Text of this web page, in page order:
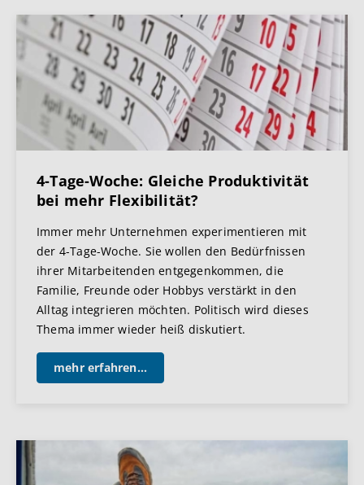
4-Tage-Woche: Gleiche Produktivität
bei mehr Flexibilität?
Immer mehr Unternehmen experimentieren mit
der 4-Tage-Woche. Sie wollen den Bedürfnissen
ihrer Mitarbeitenden entgegenkommen, die
Familie, Freunde oder Hobbys verstärkt in den
Alltag integrieren möchten. Politisch wird dieses
Thema immer wieder heiß diskutiert.
mehr erfahren...